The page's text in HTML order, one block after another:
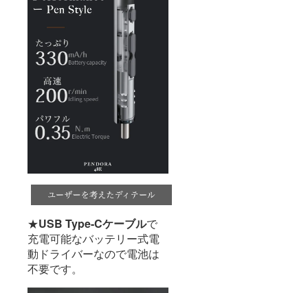
★USB Type-Cケーブルで
充電可能なバッテリー式電
動ドライバーなので電池は
不要です。